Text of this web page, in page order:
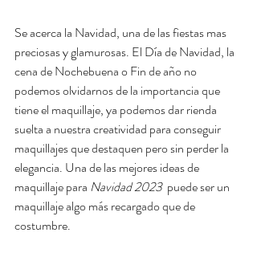
Se acerca la Navidad, una de las fiestas mas
preciosas y glamurosas. El Día de Navidad, la
cena de Nochebuena o Fin de año no
podemos olvidarnos de la importancia que
tiene el maquillaje, ya podemos dar rienda
suelta a nuestra creatividad para conseguir
maquillajes que destaquen pero sin perder la
elegancia. Una de las mejores ideas de
maquillaje para Navidad 2023 puede ser un
maquillaje algo más recargado que de
costumbre.